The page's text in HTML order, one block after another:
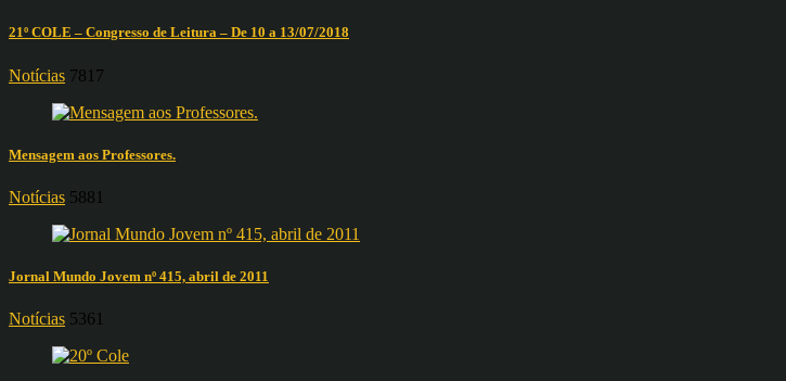
21º COLE – Congresso de Leitura – De 10 a 13/07/2018
Notícias 7817
Mensagem aos Professores.
Notícias 5881
Jornal Mundo Jovem nº 415, abril de 2011
Notícias 5361